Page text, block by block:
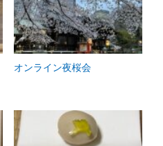
オンライン夜桜会